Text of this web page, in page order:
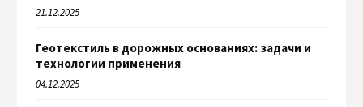
21.12.2025
Геотекстиль в дорожных основаниях: задачи и
технологии применения
04.12.2025